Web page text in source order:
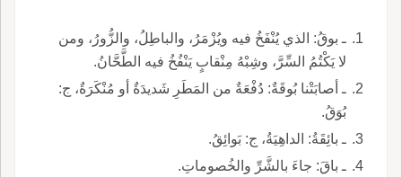
ـ بوقُ: الذي يُنْفَخُ فيه ويُزْمَرُ، والباطِلُ، والزُّورُ، ومن
لا يَكْتُمُ السِّرَّ، وشِبْهُ مِنْقابٍ يَنْفُخُ فيه الطَّحَّانُ.
ـ أصابَتْنا بُوقَةٌ: دُفْعَةٌ من المَطَرِ شَديدَةٌ أو مُنْكَرَةٌ، ج:
بُوَقُ.
ـ بائِقَةُ: الداهِيَةُ، ج: بَوائِقُ.
ـ باقَ: جاءَ بالشَّرِّ والخُصوماتِ.